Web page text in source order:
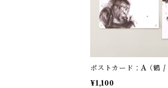
ポストカード：A（鶴 /
¥1,100